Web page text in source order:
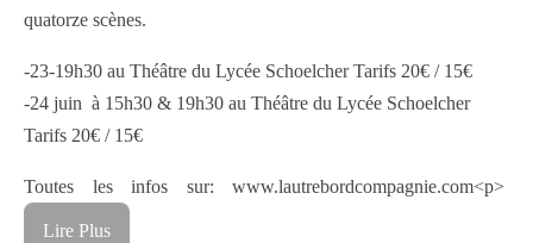
quatorze scènes.
-23-19h30 au Théâtre du Lycée Schoelcher Tarifs 20€ / 15€
-24 juin à 15h30 & 19h30 au Théâtre du Lycée Schoelcher
Tarifs 20€ / 15€
Toutes les infos sur: www.lautrebordcompagnie.com<p>
Lire Plus